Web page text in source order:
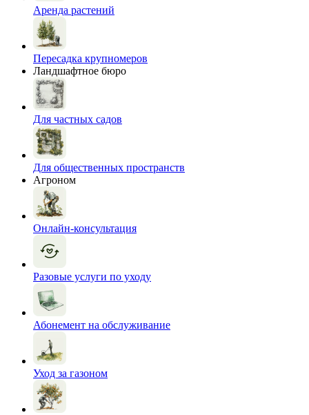
Аренда растений
Пересадка крупномеров
Ландшафтное бюро
Для частных садов
Для общественных пространств
Агроном
Онлайн-консультация
Разовые услуги по уходу
Абонемент на обслуживание
Уход за газоном